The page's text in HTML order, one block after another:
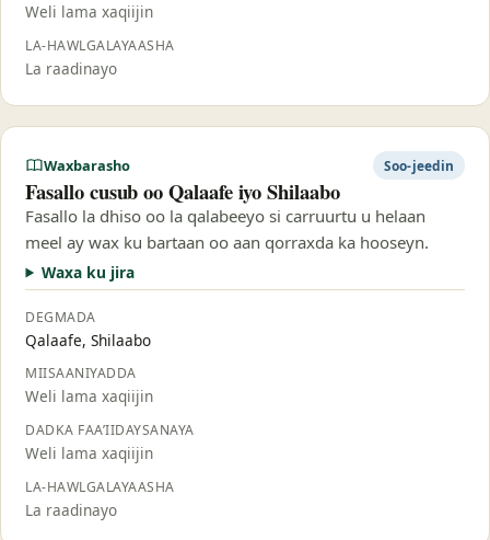
Weli lama xaqiijin
LA-HAWLGALAYAASHA
La raadinayo
Waxbarasho Soo-jeedin
Fasallo cusub oo Qalaafe iyo Shilaabo
Fasallo la dhiso oo la qalabeeyo si carruurtu u helaan
meel ay wax ku bartaan oo aan qorraxda ka hooseyn.
Waxa ku jira
DEGMADA
Qalaafe, Shilaabo
MIISAANIYADDA
Weli lama xaqiijin
DADKA FAA’IIDAYSANAYA
Weli lama xaqiijin
LA-HAWLGALAYAASHA
La raadinayo